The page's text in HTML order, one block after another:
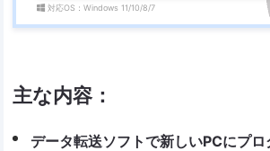
対応OS：Windows 11/10/8/7
主な内容：
データ転送ソフトで新しいPCにプ